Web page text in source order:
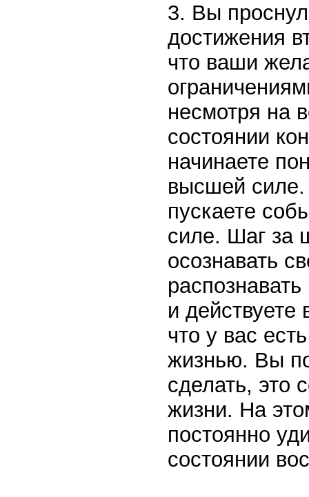
3. Вы
достижения
что ваши
несмотря на
состоянии
начинаете
высшей силе.
пускаете
силе. Шаг за
осознавать
и
что у вас
жизнью. Вы
сделать, это
жизни. На
постоянно
состоянии